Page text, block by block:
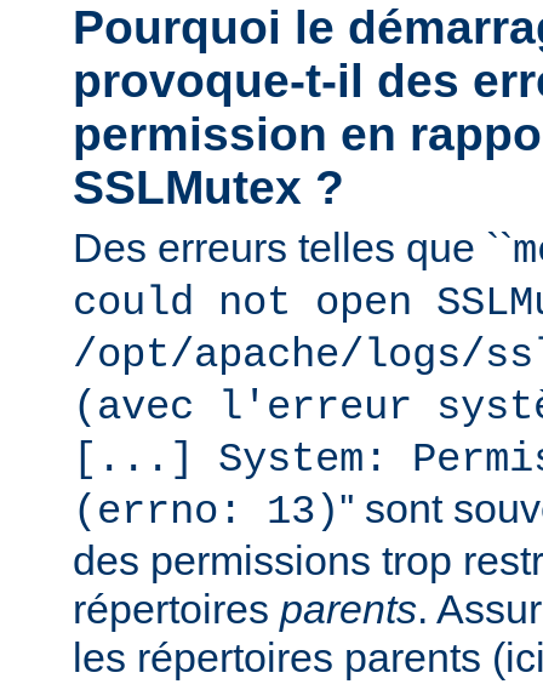
Pourquoi le
provoque-t-il des
permission en
SSLMutex ?
Des erreurs telles que ``
could not open
/opt/apache/logs/
(avec l'erreur
[...] System:
(errno: 13)'' sont
des permissions trop
répertoires parents.
les répertoires parents